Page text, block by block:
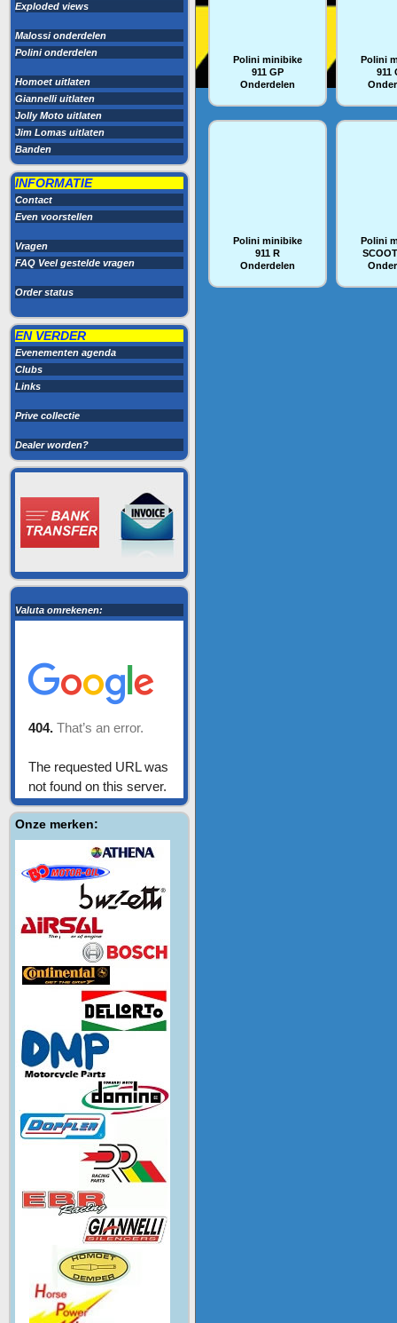
Exploded views
Malossi onderdelen
Polini onderdelen
Homoet uitlaten
Giannelli uitlaten
Jolly Moto uitlaten
Jim Lomas uitlaten
Banden
INFORMATIE
Contact
Even voorstellen
Vragen
FAQ Veel gestelde vragen
Order status
EN VERDER
Evenementen agenda
Clubs
Links
Prive collectie
Dealer worden?
Valuta omrekenen:
Onze merken:
Polini minibike
911 GP
Onderdelen
Polini
911
Polini minibike
911 R
Onderdelen
Polini